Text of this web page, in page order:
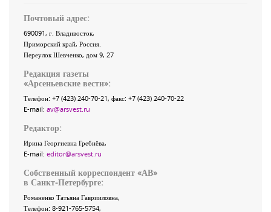
Почтовый адрес:
690091, г. Владивосток,
Приморский край, Россия
Переулок Шевченко, дом 9, 27
Редакция газеты
«Арсеньевские вести»:
Телефон: +7 (423) 240-70-21, факс: +7 (423) 240-70-22
E-mail: av@arsvest.ru
Редактор:
Ирина Георгиевна Гребнёва,
E-mail: editor@arsvest.ru
Собственный корреспондент «АВ»
в Санкт-Петербурге:
Романенко Татьяна Гаврииловна,
Телефон: 8-921-765-5754,